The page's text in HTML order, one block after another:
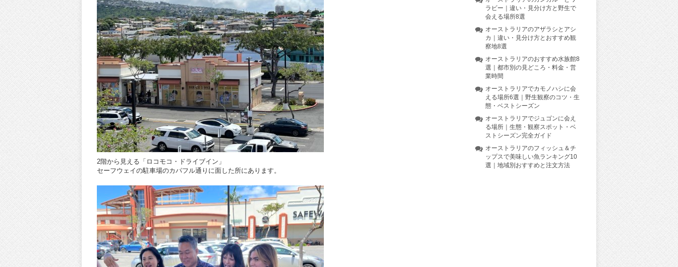
2階から見える「ロコモコ・ドライブイン」
セーフウェイの駐車場のカパフル通りに面した所にあります。
ラビー｜違い・見分け方と野生で
会える場所8選
オーストラリアのアザラシとアシ
カ｜違い・見分け方とおすすめ観
察地8選
オーストラリアのおすすめ水族館8
選｜都市別の見どころ・料金・営
業時間
オーストラリアでカモノハシに会
える場所6選｜野生観察のコツ・生
態・ベストシーズン
オーストラリアでジュゴンに会え
る場所｜生態・観察スポット・ベ
ストシーズン完全ガイド
オーストラリアのフィッシュ＆チ
ップスで美味しい魚ランキング10
選｜地域別おすすめと注文方法